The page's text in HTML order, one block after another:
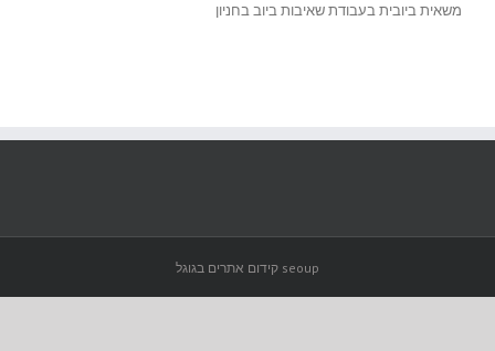
משאית ביובית בעבודת שאיבות ביוב בחניון
seoup קידום אתרים בגוגל